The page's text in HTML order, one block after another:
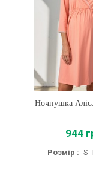
Купити
Ночнушка
944
Розмір : S